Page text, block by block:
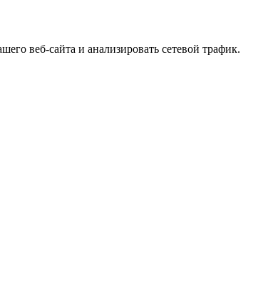
веб-сайта и анализировать сетевой трафик.